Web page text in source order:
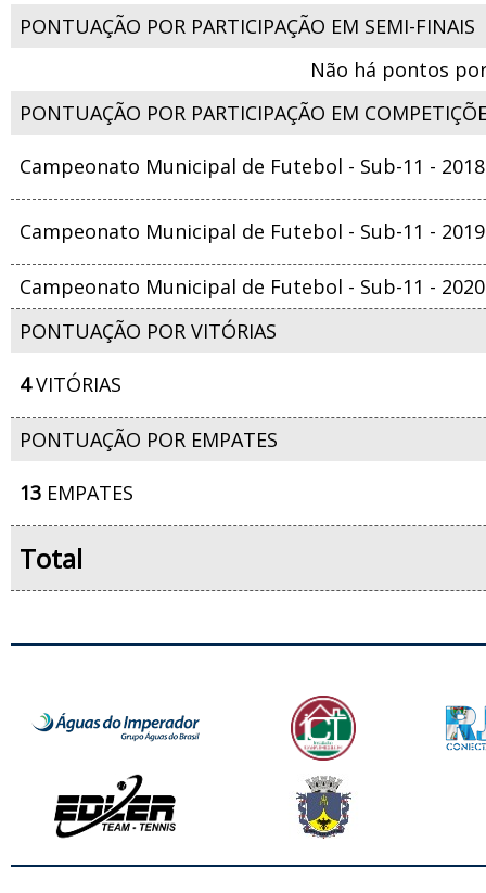
PONTUAÇÃO POR PARTICIPAÇÃO EM SEMI-FINAIS
Não há pontos
PONTUAÇÃO POR PARTICIPAÇÃO EM
Campeonato Municipal de Futebol - Sub-11 - 2018
Campeonato Municipal de Futebol - Sub-11 - 2019
Campeonato Municipal de Futebol - Sub-11 - 2020
PONTUAÇÃO POR VITÓRIAS
4VITÓRIAS
PONTUAÇÃO POR EMPATES
13 EMPATES
Total